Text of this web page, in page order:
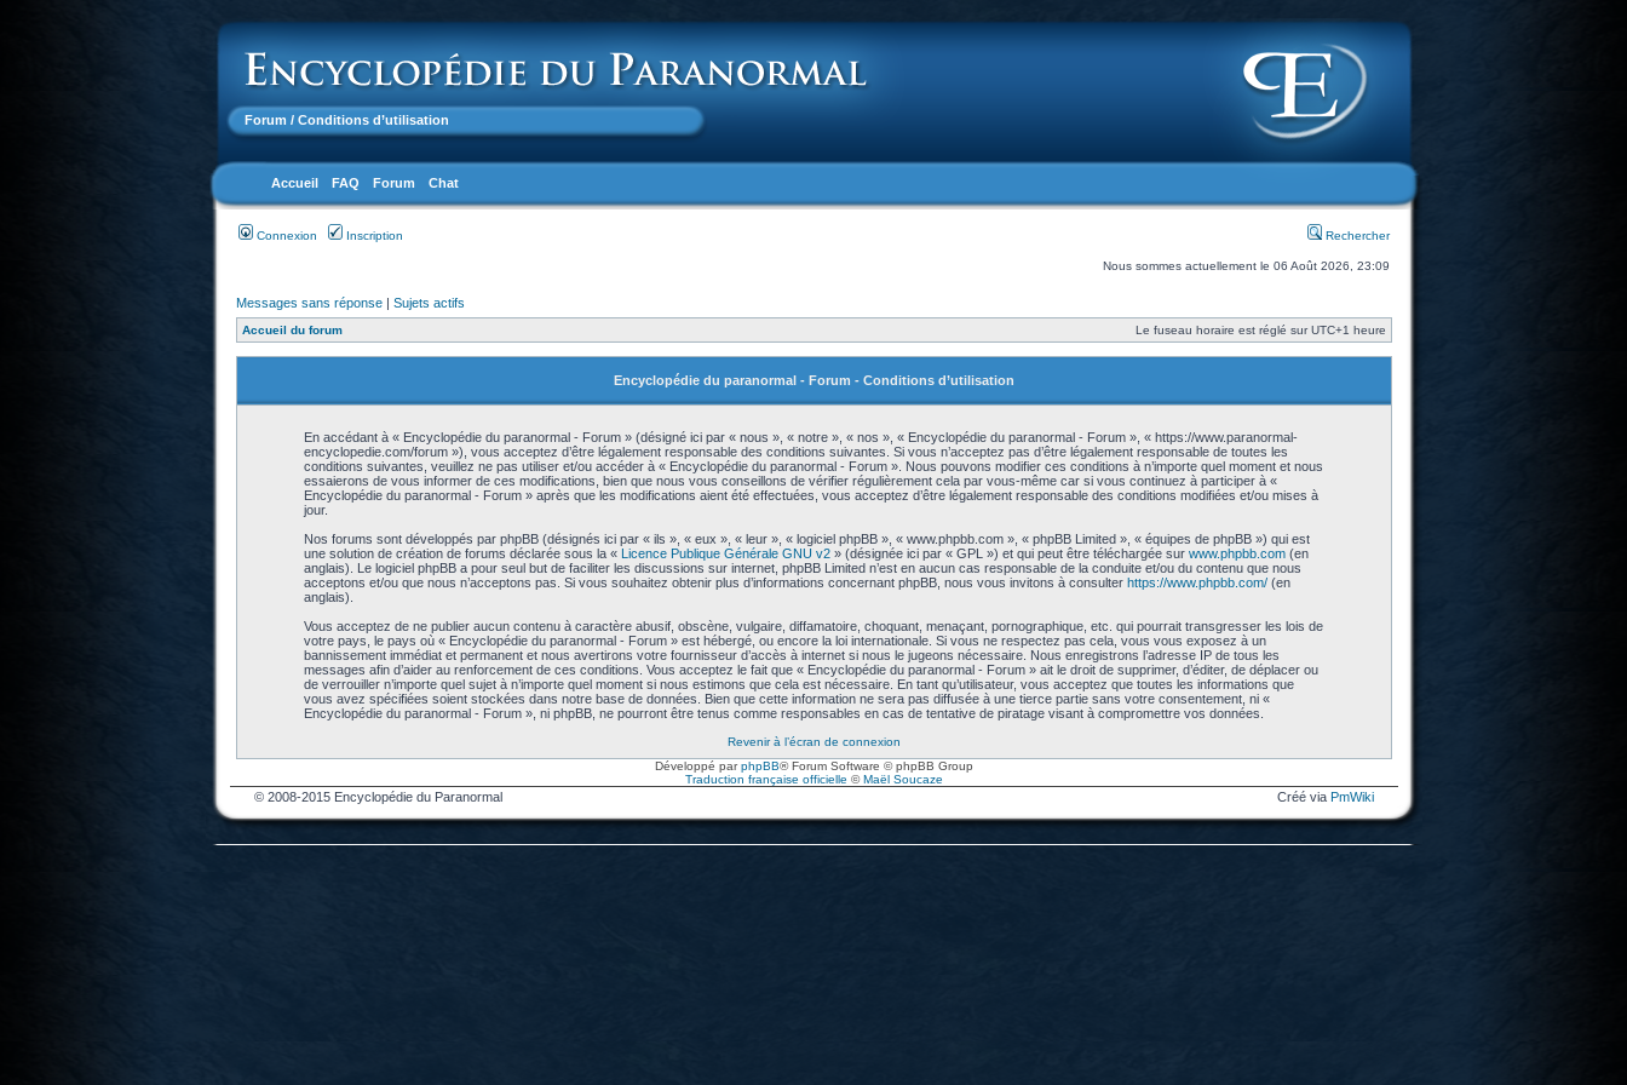
Forum / Conditions d’utilisation
Accueil FAQ Forum Chat
Connexion Inscription Rechercher
Nous sommes actuellement le 06 Août 2026, 23:09
Messages sans réponse| Sujets actifs
Accueil du forum Le fuseau horaire est réglé sur UTC+1 heure
Encyclopédie du paranormal - Forum - Conditions d’utilisation
En accédant à « Encyclopédie du paranormal - Forum » (désigné ici par « nous », « notre », « nos », « Encyclopédie du paranormal - Forum », « https://www.paranormal-
encyclopedie.com/forum »), vous acceptez d’être légalement responsable des conditions suivantes. Si vous n’acceptez pas d’être légalement responsable de toutes les
conditions suivantes, veuillez ne pas utiliser et/ou accéder à « Encyclopédie du paranormal - Forum ». Nous pouvons modifier ces conditions à n’importe quel moment et nous
essaierons de vous informer de ces modifications, bien que nous vous conseillons de vérifier régulièrement cela par vous-même car si vous continuez à participer à «
Encyclopédie du paranormal - Forum » après que les modifications aient été effectuées, vous acceptez d’être légalement responsable des conditions modifiées et/ou mises à
jour.
Nos forums sont développés par phpBB (désignés ici par « ils », « eux », « leur », « logiciel phpBB », « www.phpbb.com », « phpBB Limited », « équipes de phpBB ») qui est
une solution de création de forums déclarée sous la « Licence Publique Générale GNU v2 » (désignée ici par « GPL ») et qui peut être téléchargée sur www.phpbb.com (en
anglais). Le logiciel phpBB a pour seul but de faciliter les discussions sur internet, phpBB Limited n’est en aucun cas responsable de la conduite et/ou du contenu que nous
acceptons et/ou que nous n’acceptons pas. Si vous souhaitez obtenir plus d’informations concernant phpBB, nous vous invitons à consulter https://www.phpbb.com/ (en
anglais).
Vous acceptez de ne publier aucun contenu à caractère abusif, obscène, vulgaire, diffamatoire, choquant, menaçant, pornographique, etc. qui pourrait transgresser les lois de
votre pays, le pays où « Encyclopédie du paranormal - Forum » est hébergé, ou encore la loi internationale. Si vous ne respectez pas cela, vous vous exposez à un
bannissement immédiat et permanent et nous avertirons votre fournisseur d’accès à internet si nous le jugeons nécessaire. Nous enregistrons l’adresse IP de tous les
messages afin d’aider au renforcement de ces conditions. Vous acceptez le fait que « Encyclopédie du paranormal - Forum » ait le droit de supprimer, d’éditer, de déplacer ou
de verrouiller n’importe quel sujet à n’importe quel moment si nous estimons que cela est nécessaire. En tant qu’utilisateur, vous acceptez que toutes les informations que
vous avez spécifiées soient stockées dans notre base de données. Bien que cette information ne sera pas diffusée à une tierce partie sans votre consentement, ni «
Encyclopédie du paranormal - Forum », ni phpBB, ne pourront être tenus comme responsables en cas de tentative de piratage visant à compromettre vos données.
Revenir à l’écran de connexion
Développé parphpBB® Forum Software © phpBB Group
Traduction française officielle ©Maël Soucaze
© 2008-2015 Encyclopédie du Paranormal Créé via PmWiki